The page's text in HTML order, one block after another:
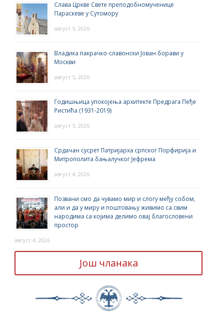
Слава Цркве Свете преподобномученице
Параскеве у Сутомору
август 5, 2026
Владика пакрачко-славонски Јован борави у
Москви
август 5, 2026
Годишњица упокојења архитекте Предрага Пеђе
Ристића (1931-2019)
август 5, 2026
Срдачан сусрет Патријарха српског Порфирија и
Митрополита бањалучког Јефрема
август 4, 2026
Позвани смо да чувамо мир и слогу међу собом,
али и да у миру и поштовању живимо са свим
народима са којима делимо овај благословени
простор
август 4, 2026
Још чланака